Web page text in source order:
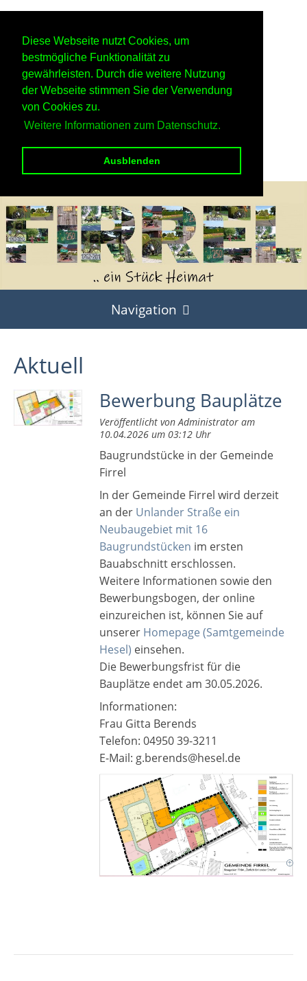
Diese Webseite nutzt Cookies, um
bestmögliche Funktionalität zu
gewährleisten. Durch die weitere Nutzung
der Webseite stimmen Sie der Verwendung
von Cookies zu.
Weitere Informationen zum Datenschutz.
Ausblenden
Navigation
Gremien
Gemeinderat
Umwelttage
2012
2013
2014
2015
2016
2017
2018
2019
2023
2024
Gemeindehaus
Spielplatz
Baugrundstücke
Gewerbegebiet
Hauptsatzung
Hebesatzsatzung 2018 bis 2020
Redaktion
Geschichtliches
Bürgermeister und Ortsvorsteher
Die Kolonie Firrel
Auswanderung
Ostfriesen in Amerika (Link)
250 Jahre Firrel (2012)
Festwoche
Eröffnung Festwoche
Korso I
Korso II
Korso III
DSGVO
Impressum
Jobs in Firrel
Verschenkbörse
Aktuell
Bewerbung Bauplätze
Veröffentlicht von Administrator am
10.04.2026 um 03:12 Uhr
Baugrundstücke in der Gemeinde
Firrel
In der Gemeinde Firrel wird derzeit
an der Unlander Straße ein
Neubaugebiet mit 16
Baugrundstücken im ersten
Bauabschnitt erschlossen.
Weitere Informationen sowie den
Bewerbungsbogen, der online
einzureichen ist, können Sie auf
unserer Homepage (Samtgemeinde
Hesel) einsehen.
Die Bewerbungsfrist für die
Bauplätze endet am 30.05.2026.
Informationen:
Frau Gitta Berends
Telefon: 04950 39-3211
E-Mail: g.berends@hesel.de